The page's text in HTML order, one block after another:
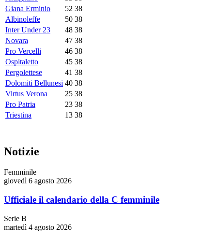
Giana Erminio
52 38
Albinoleffe
50 38
Inter Under 23
48 38
Novara
47 38
Pro Vercelli
46 38
Ospitaletto
45 38
Pergolettese
41 38
Dolomiti Bellunesi 40 38
Virtus Verona
25 38
Pro Patria
23 38
Triestina
13 38
Notizie
Femminile
giovedì 6 agosto 2026
Ufficiale il calendario della C femminile
Serie B
martedì 4 agosto 2026